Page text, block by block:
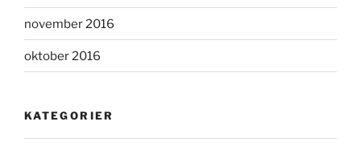
november 2016
oktober 2016
KATEGORIER